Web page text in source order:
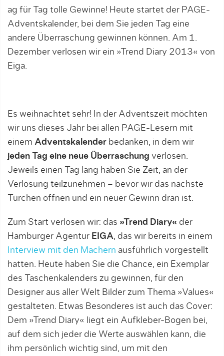
ag für Tag tolle Gewinne! Heute startet der PAGE-
Adventskalender, bei dem Sie jeden Tag eine
andere Überraschung gewinnen können. Am 1.
Dezember verlosen wir ein »Trend Diary 2013« von
Eiga.
Es weihnachtet sehr! In der Adventszeit möchten
wir uns dieses Jahr bei allen PAGE-Lesern mit
einem Adventskalender bedanken, in dem wir
jeden Tag eine neue Überraschung verlosen.
Jeweils einen Tag lang haben Sie Zeit, an der
Verlosung teilzunehmen – bevor wir das nächste
Türchen öffnen und ein neuer Gewinn dran ist.
Zum Start verlosen wir: das »Trend Diary« der
Hamburger Agentur EIGA , das wir bereits in einem
Interview mit den Machern ausführlich vorgestellt
hatten. Heute haben Sie die Chance, ein Exemplar
des Taschenkalenders zu gewinnen, für den
Designer aus aller Welt Bilder zum Thema »Values«
gestalteten. Etwas Besonderes ist auch das Cover:
Dem »Trend Diary« liegt ein Aufkleber-Bogen bei,
auf dem sich jeder die Werte auswählen kann, die
ihm persönlich wichtig sind, um mit den